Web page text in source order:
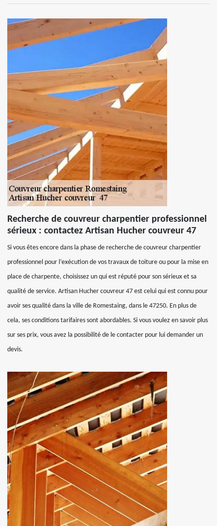
Recherche de couvreur charpentier professionnel
sérieux : contactez Artisan Hucher couvreur 47
Si vous êtes encore dans la phase de recherche de couvreur charpentier
professionnel pour l’exécution de vos travaux de toiture ou pour la mise en
place de charpente, choisissez un qui est réputé pour son sérieux et sa
qualité de service. Artisan Hucher couvreur 47 est celui qui est connu pour
avoir ses qualité dans la ville de Romestaing, dans le 47250. En plus de
cela, ses conditions tarifaires sont abordables. Si vous voulez en savoir plus
sur ses prix, vous avez la possibilité de le contacter pour lui demander un
devis.